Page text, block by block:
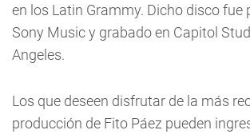
en los Latin Grammy. Dicho disco fue
Sony Music y grabado en Capitol
Angeles.
Los que deseen disfrutar de la más
producción de Fito Páez pueden